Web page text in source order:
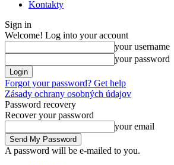
Kontakty
Sign in
Welcome! Log into your account
your username
your password
Forgot your password? Get help
Zásady ochrany osobných údajov
Password recovery
Recover your password
your email
A password will be e-mailed to you.